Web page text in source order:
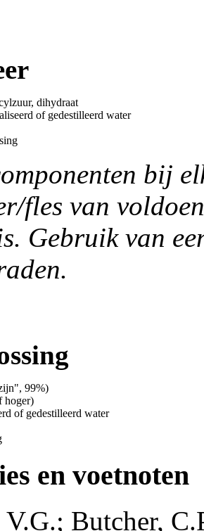
dihydraat
of gedestilleerd water
bij
fles van
Gebruik van
99%)
hoger)
of gedestilleerd water
en voetnoten
V.G.; Butcher,